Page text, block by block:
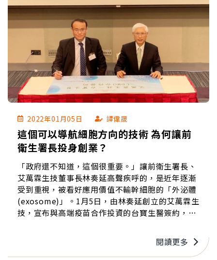
2022年01月05日 譚偉晟
這個可以導航細胞方向的技術 為何讓前
衛生署長投身創業？
「政府還不知道，這個很重要。」讓前衛生署長、
艾萬霖生技董事長林奏延高聲疾呼的，是近年逐漸
受到重視，被看好應用價值不輸幹細胞的「外泌體
(exosome)」。1月5日，由林奏延創立的艾萬霖生
技，宣布與高端疫苗合作投資的台寶生醫簽約，要
閱讀更多